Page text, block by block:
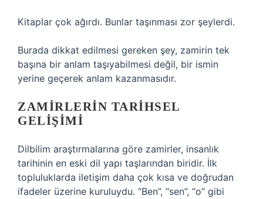
Kitaplar çok ağırdı. Bunlar taşınması zor şeylerdi.
Burada dikkat edilmesi gereken şey, zamirin tek
başına bir anlam taşıyabilmesi değil, bir ismin
yerine geçerek anlam kazanmasıdır.
ZAMIRLERIN TARIHSEL
GELIŞIMI
Dilbilim araştırmalarına göre zamirler, insanlık
tarihinin en eski dil yapı taşlarından biridir. İlk
topluluklarda iletişim daha çok kısa ve doğrudan
ifadeler üzerine kuruluydu. “Ben”, “sen”, “o” gibi